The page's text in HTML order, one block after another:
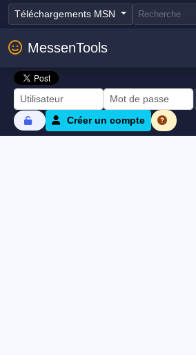
Téléchargements MSN
MessenTools
Créer un compte